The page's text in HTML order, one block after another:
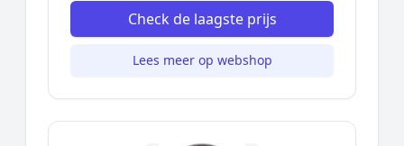
Check de laagste prijs
Lees meer op webshop